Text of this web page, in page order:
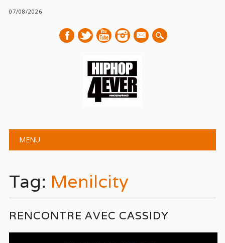
07/08/2026
mail
Main menu
MENU
Tag: Menilcity
RENCONTRE AVEC CASSIDY